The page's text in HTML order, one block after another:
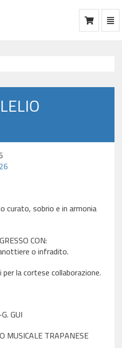
curato, sobrio e in armonia
CON:
o infradito.
la cortese collaborazione.
GUI
MUSICALE TRAPANESE